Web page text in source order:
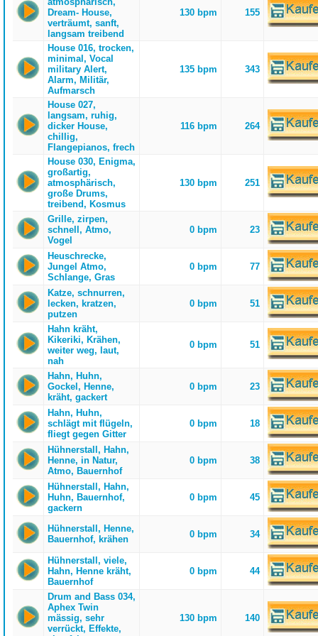
Dream- House,
verträumt, sanft,
langsam treibend
130 bpm 155
House 016, trocken,
minimal, Vocal
military Alert,
Alarm, Militär,
Aufmarsch
135 bpm 343
House 027,
langsam, ruhig,
dicker House,
chillig,
Flangepianos, frech
116 bpm 264
House 030, Enigma,
großartig,
atmosphärisch,
große Drums,
treibend, Kosmus
130 bpm 251
Grille, zirpen,
schnell, Atmo,
Vogel
0 bpm 23
Heuschrecke,
Jungel Atmo,
Schlange, Gras
0 bpm 77
Katze, schnurren,
lecken, kratzen,
putzen
0 bpm 51
Hahn kräht,
Kikeriki, Krähen,
weiter weg, laut,
nah
0 bpm 51
Hahn, Huhn,
Gockel, Henne,
kräht, gackert
0 bpm 23
Hahn, Huhn,
schlägt mit flügeln,
fliegt gegen Gitter
0 bpm 18
Hühnerstall, Hahn,
Henne, in Natur,
Atmo, Bauernhof
0 bpm 38
Hühnerstall, Hahn,
Huhn, Bauernhof,
gackern
0 bpm 45
Hühnerstall, Henne,
Bauernhof, krähen
0 bpm 34
Hühnerstall, viele,
Hahn, Henne kräht,
Bauernhof
0 bpm 44
Drum and Bass 034,
Aphex Twin
mässig, sehr
verrückt, Effekte,
130 bpm 140